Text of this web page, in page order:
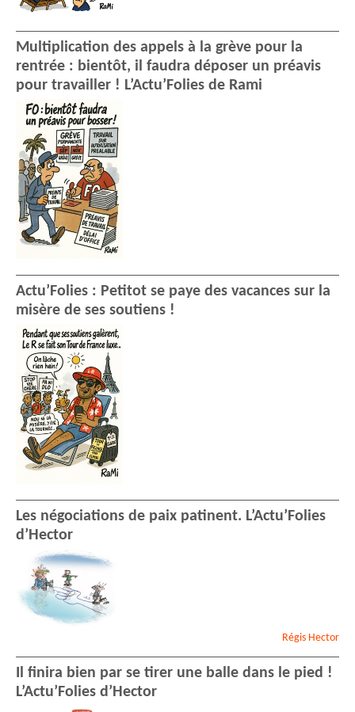
Multiplication des appels à la grève pour la
rentrée : bientôt, il faudra déposer un préavis
pour travailler ! L’Actu’Folies de Rami
Actu’Folies : Petitot se paye des vacances sur la
misère de ses soutiens !
Les négociations de paix patinent. L’Actu’Folies
d’Hector
Régis Hector
Il finira bien par se tirer une balle dans le pied !
L’Actu’Folies d’Hector